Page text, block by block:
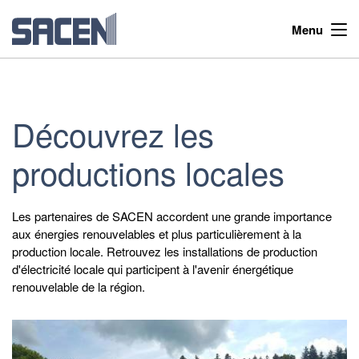
Menu
Découvrez les
productions locales
Les partenaires de SACEN accordent une grande importance
aux énergies renouvelables et plus particulièrement à la
production locale. Retrouvez les installations de production
d'électricité locale qui participent à l'avenir énergétique
renouvelable de la région.